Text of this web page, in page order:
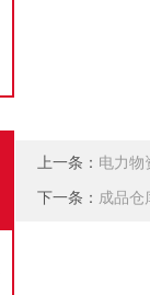
上一条： 电力物
下一条： 成品仓